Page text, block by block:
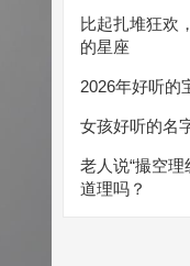
比起扎堆狂欢
的星座
2026年好听的
女孩好听的名
老人说“撮空
道理吗？